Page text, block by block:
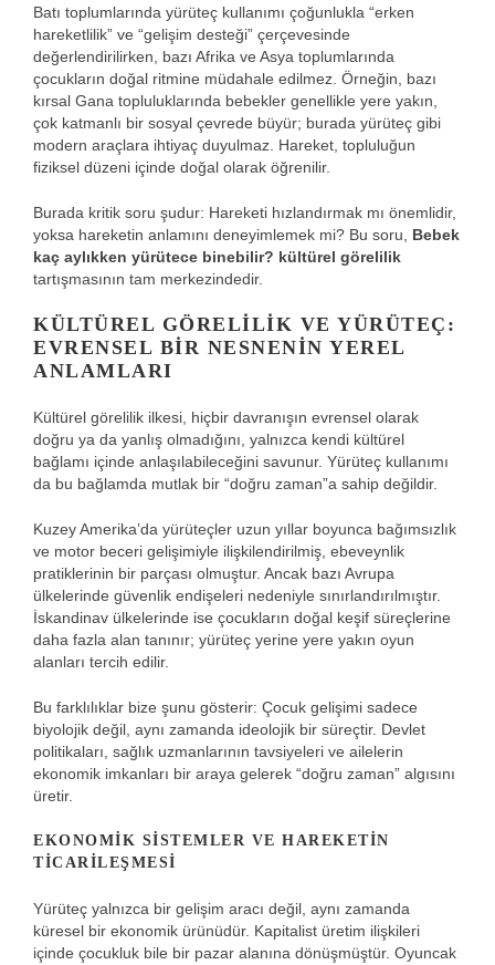
Batı toplumlarında yürüteç kullanımı çoğunlukla “erken
hareketlilik” ve “gelişim desteği” çerçevesinde
değerlendirilirken, bazı Afrika ve Asya toplumlarında
çocukların doğal ritmine müdahale edilmez. Örneğin, bazı
kırsal Gana topluluklarında bebekler genellikle yere yakın,
çok katmanlı bir sosyal çevrede büyür; burada yürüteç gibi
modern araçlara ihtiyaç duyulmaz. Hareket, topluluğun
fiziksel düzeni içinde doğal olarak öğrenilir.
Burada kritik soru şudur: Hareketi hızlandırmak mı önemlidir,
yoksa hareketin anlamını deneyimlemek mi? Bu soru, Bebek
kaç aylıkken yürütece binebilir? kültürel görelilik
tartışmasının tam merkezindedir.
KÜLTÜREL GÖRELILIK VE YÜRÜTEÇ:
EVRENSEL BIR NESNENIN YEREL
ANLAMLARI
Kültürel görelilik ilkesi, hiçbir davranışın evrensel olarak
doğru ya da yanlış olmadığını, yalnızca kendi kültürel
bağlamı içinde anlaşılabileceğini savunur. Yürüteç kullanımı
da bu bağlamda mutlak bir “doğru zaman”a sahip değildir.
Kuzey Amerika’da yürüteçler uzun yıllar boyunca bağımsızlık
ve motor beceri gelişimiyle ilişkilendirilmiş, ebeveynlik
pratiklerinin bir parçası olmuştur. Ancak bazı Avrupa
ülkelerinde güvenlik endişeleri nedeniyle sınırlandırılmıştır.
İskandinav ülkelerinde ise çocukların doğal keşif süreçlerine
daha fazla alan tanınır; yürüteç yerine yere yakın oyun
alanları tercih edilir.
Bu farklılıklar bize şunu gösterir: Çocuk gelişimi sadece
biyolojik değil, aynı zamanda ideolojik bir süreçtir. Devlet
politikaları, sağlık uzmanlarının tavsiyeleri ve ailelerin
ekonomik imkanları bir araya gelerek “doğru zaman” algısını
üretir.
EKONOMIK SISTEMLER VE HAREKETIN
TICARILEŞMESI
Yürüteç yalnızca bir gelişim aracı değil, aynı zamanda
küresel bir ekonomik ürünüdür. Kapitalist üretim ilişkileri
içinde çocukluk bile bir pazar alanına dönüşmüştür. Oyuncak